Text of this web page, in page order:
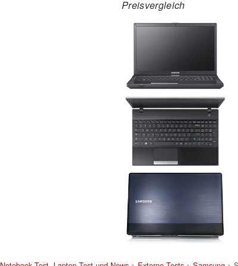
Preisvergleich